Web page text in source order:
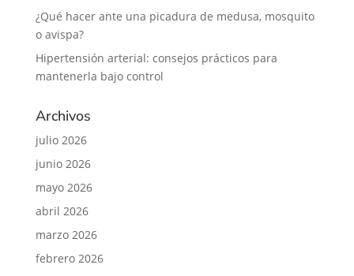
¿Qué hacer ante una picadura de medusa, mosquito
o avispa?
Hipertensión arterial: consejos prácticos para
mantenerla bajo control
Archivos
julio 2026
junio 2026
mayo 2026
abril 2026
marzo 2026
febrero 2026